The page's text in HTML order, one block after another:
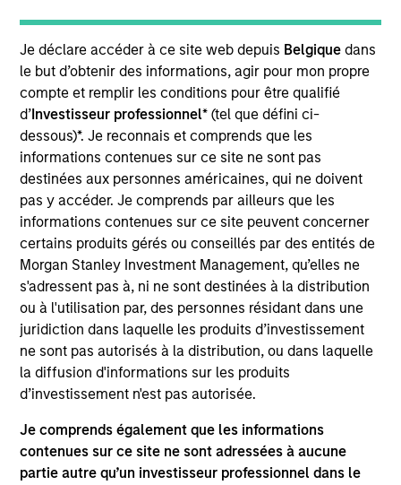
Je déclare accéder à ce site web depuis Belgique dans
le but d’obtenir des informations, agir pour mon propre
compte et remplir les conditions pour être qualifié
d’Investisseur professionnel* (tel que défini ci-
dessous)*. Je reconnais et comprends que les
informations contenues sur ce site ne sont pas
destinées aux personnes américaines, qui ne doivent
pas y accéder. Je comprends par ailleurs que les
informations contenues sur ce site peuvent concerner
certains produits gérés ou conseillés par des entités de
Morgan Stanley Investment Management, qu’elles ne
s'adressent pas à, ni ne sont destinées à la distribution
ou à l'utilisation par, des personnes résidant dans une
juridiction dans laquelle les produits d’investissement
ne sont pas autorisés à la distribution, ou dans laquelle
la diffusion d'informations sur les produits
d’investissement n'est pas autorisée.
Je comprends également que les informations
contenues sur ce site ne sont adressées à aucune
partie autre qu’un investisseur professionnel dans le
Andrea De Simone
Managing Director
Matt Gahr
Managing Director
Portfolio